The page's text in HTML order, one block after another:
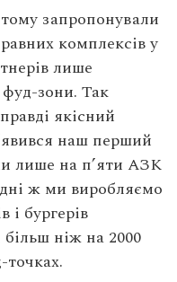
запропонували
комплексів у
лише
зони. Так
якісний
наш перший
лише на п’яти АЗК
ж ми виробляємо
і бургерів
ніж на 2000